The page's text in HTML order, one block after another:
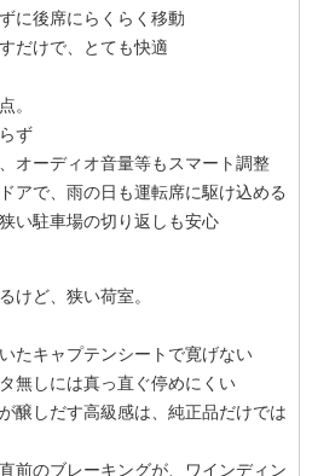
に後席にらくらく移動
だけで、とても快適
。
ず
オーディオ音量等もスマート調整
アで、雨の日も運転席に駆け込める
い駐車場の切り返しも安心
けど、狭い荷室。
たキャプテンシートで寛げない
無しには真っ直ぐ停めにくい
醸しだす高級感は、純正品だけでは
前のブレーキングが、ワインディン